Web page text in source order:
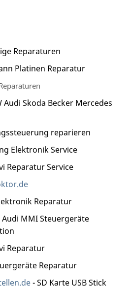
Reparaturen
Platinen Reparatur
Audi Skoda Becker Mercedes
reparieren
Elektronik Service
Reparatur Service
Reparatur
Audi MMI Steuergeräte
Reparatur
Reparatur
- SD Karte USB Stick